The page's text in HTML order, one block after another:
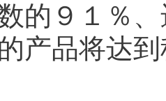
的９１％
产品将达